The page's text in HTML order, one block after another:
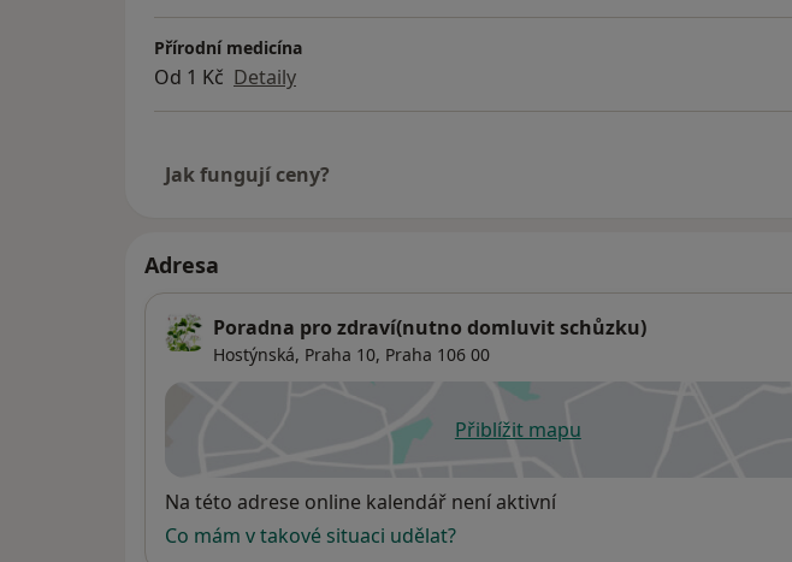
Přírodní medicína
Od 1 Kč Detaily
Jak fungují ceny?
Adresa
Poradna pro zdraví(nutno domluvit schůzku)
Hostýnská, Praha 10, Praha 106 00
Přiblížit mapuse otevře v nové záložce
Dostupnost
Na této adrese online kalendář není aktivní
Co mám v takové situaci udělat?